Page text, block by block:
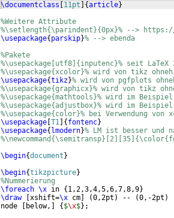
\documentclass 11pt {article}
%Weitere Attribute
%\setlength{\parindent}{0px}% -->
\usepackage{ parskip}% --> ebenda
%Pakete
%\usepackage[utf8]{inputenc}% seit
%\usepackage{xcolor}% wird von tikz
\usepackage{tikz}% wird von pgfplots
%\usepackage{graphicx}% wird von tikz
%\usepackage{mathtools}% wird im
%\usepackage{adjustbox}% wird im
%\usepackage{color}% bei Verwendung
\usepackage T1 { fontenc}
\usepackage{ lmodern}% LM ist besser und
\begin{document }
\begin{tikzpicture}
%Nummerierung
\foreach \x in { 1,2,3,4,5,6,7,8,9}
\draw
xshift=\x cm (0,2pt ) -- (0,-2pt )
node
below, { $\x$} ;